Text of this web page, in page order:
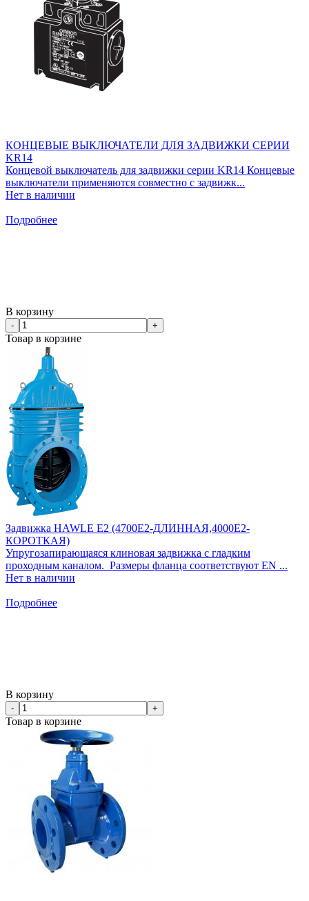
КОНЦЕВЫЕ ВЫКЛЮЧАТЕЛИ ДЛЯ ЗАДВИЖКИ СЕРИИ
KR14
Концевой выключатель для задвижки серии KR14 Концевые
выключатели применяются совместно с задвижк...
Нет в наличии
Подробнее
В корзину
- +
Товар в корзине
Задвижка HAWLE E2 (4700E2-ДЛИННАЯ,4000E2-
КОРОТКАЯ)
Упругозапирающаяся клиновая задвижка с гладким
проходным каналом. Размеры фланца соответствуют EN ...
Нет в наличии
Подробнее
В корзину
- +
Товар в корзине